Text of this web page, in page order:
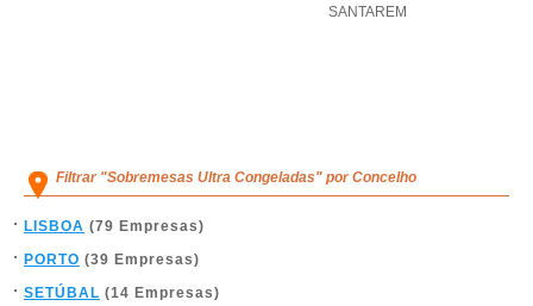
SANTAREM
Filtrar "Sobremesas Ultra Congeladas" por Concelho
LISBOA (79 Empresas)
PORTO (39 Empresas)
SETÚBAL (14 Empresas)